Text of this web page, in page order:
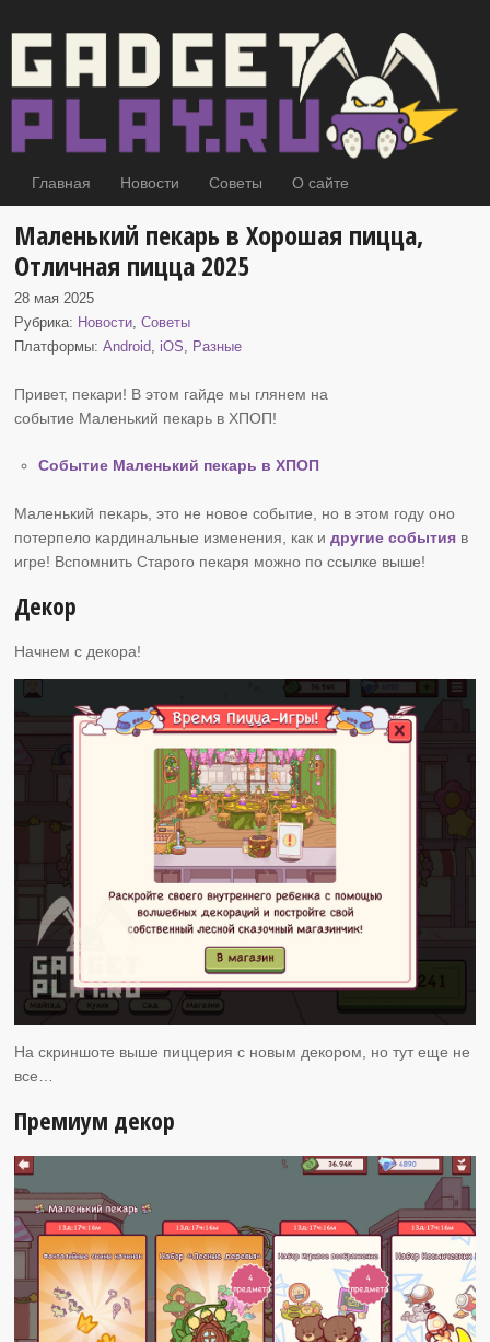
Главная Новости Советы О сайте
Маленький пекарь в Хорошая пицца,
Отличная пицца 2025
28 мая 2025
Рубрика: Новости,Советы
Платформы:Android, iOS, Разные
Привет, пекари! В этом гайде мы глянем на
событие Маленький пекарь в ХПОП!
Событие Маленький пекарь в ХПОП
Маленький пекарь, это не новое событие, но в этом году оно
потерпело кардинальные изменения, как идругие события в
игре! Вспомнить Старого пекаря можно по ссылке выше!
Декор
Начнем с декора!
На скриншоте выше пиццерия с новым декором, но тут еще не
все…
Премиум декор